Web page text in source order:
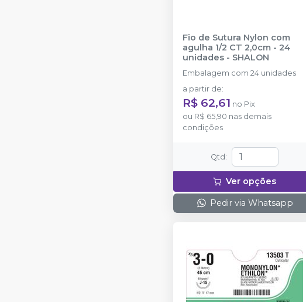
Fio de Sutura Nylon com
agulha 1/2 CT 2,0cm - 24
unidades - SHALON
Embalagem com 24 unidades
a partir de:
R$ 62,61 no Pix
ou R$ 65,90 nas demais
condições
Qtd :
Ver opções
Pedir via Whatsapp